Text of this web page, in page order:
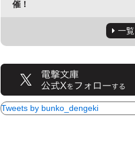
催！
一覧
Tweets by bunko_dengeki